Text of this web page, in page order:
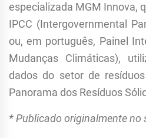
especializada MGM Innova,
IPCC (Intergovernmental
ou, em português, Painel
Mudanças Climáticas),
dados do setor de
Panorama dos Resíduos
* Publicado originalmente no